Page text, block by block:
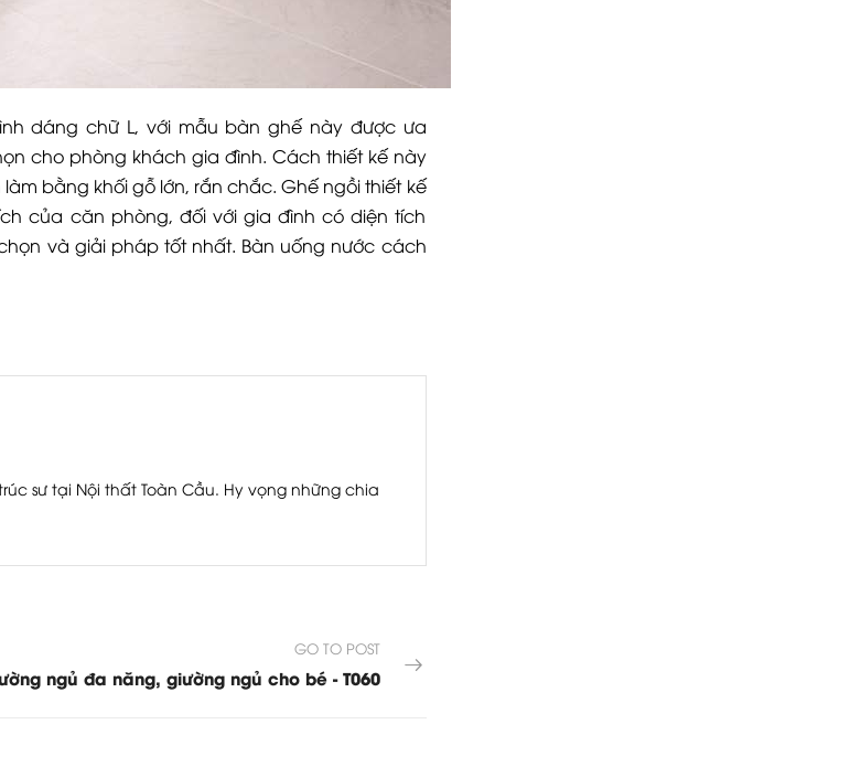
dáng chữ L, với mẫu bàn ghế này được ưa
cho phòng khách gia đình. Cách thiết kế này
bằng khối gỗ lớn, rắn chắc. Ghế ngồi thiết kế
của căn phòng, đối với gia đình có diện tích
và giải pháp tốt nhất. Bàn uống nước cách
sư tại Nội thất Toàn Cầu. Hy vọng những chia
GO TO POST
ngủ đa năng, giường ngủ cho bé - T060